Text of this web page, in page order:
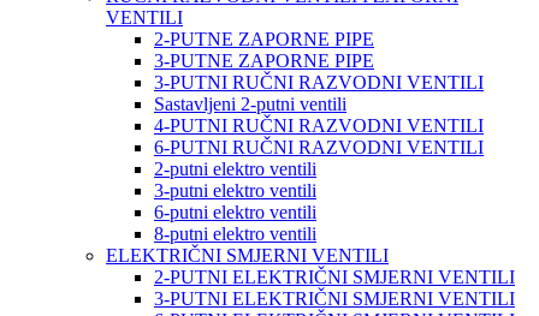
VENTILI
2-PUTNE ZAPORNE PIPE
3-PUTNE ZAPORNE PIPE
3-PUTNI RUČNI RAZVODNI VENTILI
Sastavljeni 2-putni ventili
4-PUTNI RUČNI RAZVODNI VENTILI
6-PUTNI RUČNI RAZVODNI VENTILI
2-putni elektro ventili
3-putni elektro ventili
6-putni elektro ventili
8-putni elektro ventili
ELEKTRIČNI SMJERNI VENTILI
2-PUTNI ELEKTRIČNI SMJERNI VENTILI
3-PUTNI ELEKTRIČNI SMJERNI VENTILI